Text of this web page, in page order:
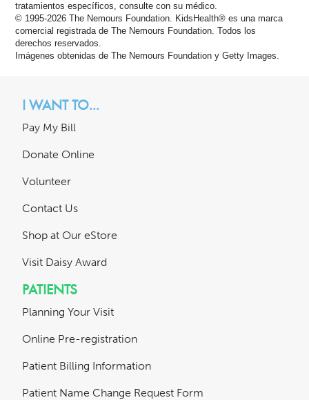
tratamientos específicos, consulte con su médico.
© 1995-2026 The Nemours Foundation. KidsHealth® es una marca
comercial registrada de The Nemours Foundation. Todos los
derechos reservados.
Imágenes obtenidas de The Nemours Foundation y Getty Images.
I WANT TO...
Pay My Bill
Donate Online
Volunteer
Contact Us
Shop at Our eStore
Visit Daisy Award
PATIENTS
Planning Your Visit
Online Pre-registration
Patient Billing Information
Patient Name Change Request Form